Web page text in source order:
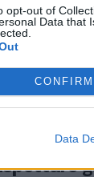
opt-out of
Data that
CONFIRM
Data
nel Pd